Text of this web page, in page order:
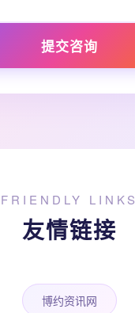
提交咨询
FRIENDLY LINKS
友情链接
博约资讯网